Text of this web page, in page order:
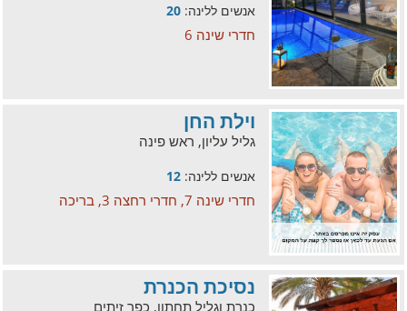
אנשים ללינה: 20
חדרי שינה 6
וילת החן
גליל עליון, ראש פינה
אנשים ללינה: 12
חדרי שינה 7, חדרי רחצה 3, בריכה
נסיכת הכנרת
כנרת וגליל תחתון, כפר זיתים